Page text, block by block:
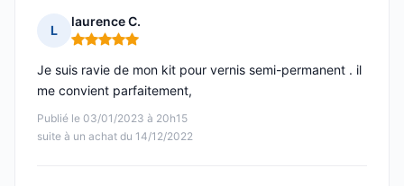
L
laurence C.
Note : 5 sur 5
Publié le 03/01/2023 à 20h15
suite à un achat du 14/12/2022
Je suis ravie de mon kit pour vernis semi-permanent . il
me convient parfaitement,